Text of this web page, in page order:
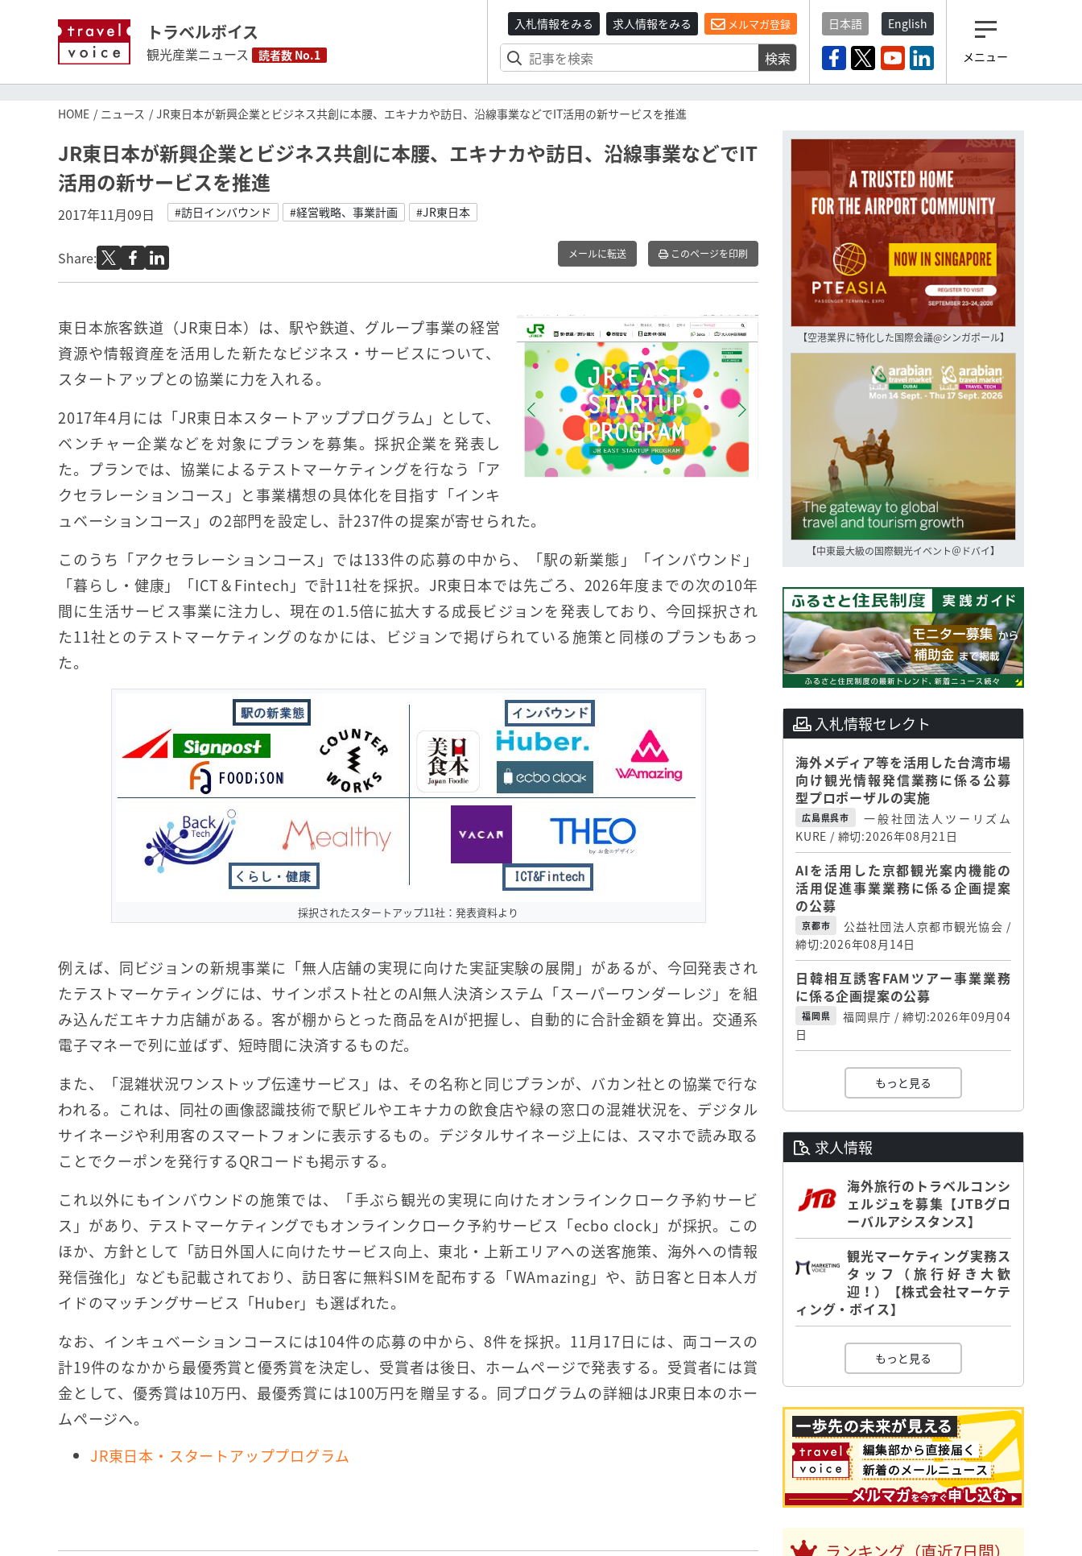
トラベルボイス
観光産業ニュース 読者数 No.1
入札情報をみる 求人情報をみる メルマガ登録
検索
日本語 English
メニュー
HOME ニュース JR東日本が新興企業とビジネス共創に本腰、エキナカや訪日、沿線事業などでIT活用の新サービスを推進
JR東日本が新興企業とビジネス共創に本腰、エキナカや訪日、沿線事業などでIT
活用の新サービスを推進
2017年11月09日 #訪日インバウンド #経営戦略、事業計画 #JR東日本
Share: メールに転送 このページを印刷
東日本旅客鉄道（JR東日本）は、駅や鉄道、グループ事業の経営
資源や情報資産を活用した新たなビジネス・サービスについて、
スタートアップとの協業に力を入れる。
2017年4月には「JR東日本スタートアッププログラム」として、
ベンチャー企業などを対象にプランを募集。採択企業を発表し
た。プランでは、協業によるテストマーケティングを行なう「ア
クセラレーションコース」と事業構想の具体化を目指す「インキ
ュベーションコース」の2部門を設定し、計237件の提案が寄せられた。
このうち「アクセラレーションコース」では133件の応募の中から、「駅の新業態」「インバウンド」
「暮らし・健康」「ICT＆Fintech」で計11社を採択。JR東日本では先ごろ、2026年度までの次の10年
間に生活サービス事業に注力し、現在の1.5倍に拡大する成長ビジョンを発表しており、今回採択され
た11社とのテストマーケティングのなかには、ビジョンで掲げられている施策と同様のプランもあっ
た。
採択されたスタートアップ11社：発表資料より
例えば、同ビジョンの新規事業に「無人店舗の実現に向けた実証実験の展開」があるが、今回発表され
たテストマーケティングには、サインポスト社とのAI無人決済システム「スーパーワンダーレジ」を組
み込んだエキナカ店舗がある。客が棚からとった商品をAIが把握し、自動的に合計金額を算出。交通系
電子マネーで列に並ばず、短時間に決済するものだ。
また、「混雑状況ワンストップ伝達サービス」は、その名称と同じプランが、バカン社との協業で行な
われる。これは、同社の画像認識技術で駅ビルやエキナカの飲食店や緑の窓口の混雑状況を、デジタル
サイネージや利用客のスマートフォンに表示するもの。デジタルサイネージ上には、スマホで読み取る
ことでクーポンを発行するQRコードも掲示する。
これ以外にもインバウンドの施策では、「手ぶら観光の実現に向けたオンラインクローク予約サービ
ス」があり、テストマーケティングでもオンラインクローク予約サービス「ecbo clock」が採択。この
ほか、方針として「訪日外国人に向けたサービス向上、東北・上新エリアへの送客施策、海外への情報
発信強化」なども記載されており、訪日客に無料SIMを配布する「WAmazing」や、訪日客と日本人ガ
イドのマッチングサービス「Huber」も選ばれた。
なお、インキュベーションコースには104件の応募の中から、8件を採択。11月17日には、両コースの
計19件のなかから最優秀賞と優秀賞を決定し、受賞者は後日、ホームページで発表する。受賞者には賞
金として、優秀賞は10万円、最優秀賞には100万円を贈呈する。同プログラムの詳細はJR東日本のホー
ムページへ。
JR東日本・スタートアッププログラム
【空港業界に特化した国際会議@シンガポール】
【中東最大級の国際観光イベント＠ドバイ】
入札情報セレクト
海外メディア等を活用した台湾市場
向け観光情報発信業務に係る公募
型プロポーザルの実施
広島県呉市
一般社団法人ツーリズム
KURE / 締切:2026年08月21日
AIを活用した京都観光案内機能の
活用促進事業業務に係る企画提案
の公募
京都市
公益社団法人京都市観光協会 /
締切:2026年08月14日
日韓相互誘客FAMツアー事業業務
に係る企画提案の公募
福岡県
福岡県庁 / 締切:2026年09月04
日
もっと見る
求人情報
海外旅行のトラベルコンシ
ェルジュを募集【JTBグロ
ーバルアシスタンス】
観光マーケティング実務ス
タッフ（旅行好き大歓
迎！）【株式会社マーケテ
ィング・ボイス】
もっと見る
観光産業ニュース「トラベ
登録済みですよね？
もし未だ登録していないなら…
いますぐ登録する